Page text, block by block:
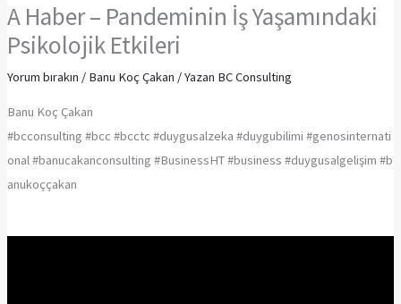
A Haber – Pandeminin İş Yaşamındaki
Psikolojik Etkileri
Yorum bırakın / Banu Koç Çakan / Yazan BC Consulting
Banu Koç Çakan
#bcconsulting #bcc #bcctc #duygusalzeka #duygubilimi #genosinternati
onal #banucakanconsulting #BusinessHT #business #duygusalgelişim #b
anukoççakan